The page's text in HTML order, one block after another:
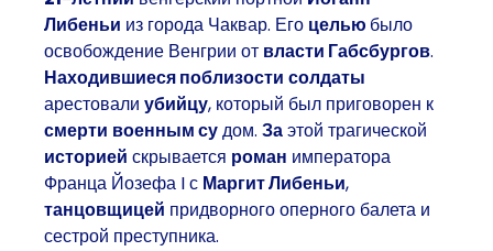
Либеньи из города Чаквар. Его целью было
освобождение Венгрии от власти Габсбургов.
Находившиеся поблизости солдаты
арестовали убийцу, который был приговорен к
смерти военным судом. Заэтой трагической
историей скрывается роман императора
Франца Йозефа I с Маргит Либеньи,
танцовщицей придворного оперного балета и
сестрой преступника.